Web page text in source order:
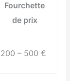
Fourchette
de prix
200 – 500 €